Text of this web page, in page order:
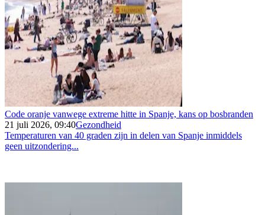
Code oranje vanwege extreme hitte in Spanje, kans op bosbranden
21 juli 2026, 09:40Gezondheid
Temperaturen van 40 graden zijn in delen van Spanje inmiddels
geen uitzondering...